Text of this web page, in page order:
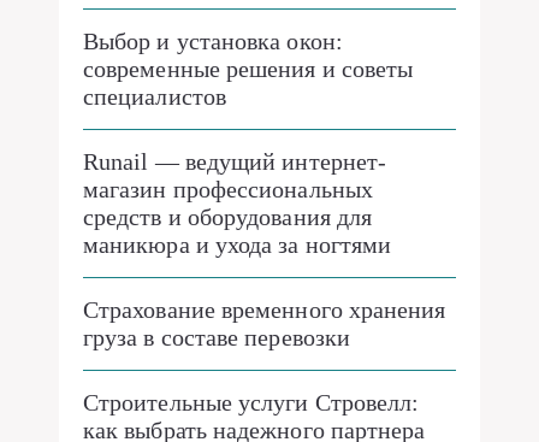
Выбор и установка окон:
современные решения и советы
специалистов
Runail — ведущий интернет-
магазин профессиональных
средств и оборудования для
маникюра и ухода за ногтями
Страхование временного хранения
груза в составе перевозки
Строительные услуги Стровелл:
как выбрать надежного партнера